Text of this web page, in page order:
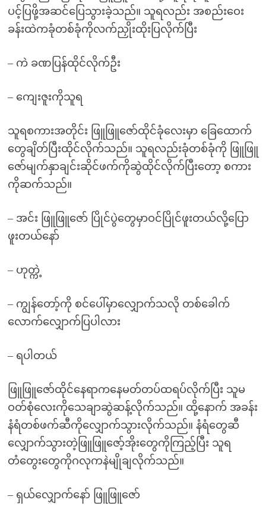
ပင့်ပြဖို့အဆင်ပြေသွားခဲ့သည်။ သူရလည်း အစည်းဝေး
ခန်းထဲကခုံတစ်ခုံကိုလက်ညှိုးထိုးပြလိုက်ပြီး
– ကဲ ခဏပြန်ထိုင်လိုက်ဦး
– ကျေးဇူးကိုသူရ
သူရစကားအတိုင်း ဖြူဖြူဇော်ထိုင်ခုံလေးမှာ ခြေထောက်
တွေချိတ်ပြီးထိုင်လိုက်သည်။ သူရလည်းခုံတစ်ခုံကို ဖြူဖြူ
ဇော်မျက်နှာချင်းဆိုင်ဖက်ကိုဆွဲထိုင်လိုက်ပြီးတော့ စကား
ကိုဆက်သည်။
– အင်း ဖြူဖြူဇော် ပြိုင်ပွဲတွေမှာဝင်ပြိုင်ဖူးတယ်လို့ပြော
ဖူးတယ်နော်
– ဟုတ္ကဲ့
– ကျွန်တော့်ကို စင်ပေါ်မှာလျှောက်သလို တစ်ခေါက်
လောက်လျှောက်ပြပါလား
– ရပါတယ်
ဖြူဖြူဇော်ထိုင်နေရာကနေမတ်တပ်ထရပ်လိုက်ပြီး သူမ
ဝတ်စုံလေးကိုသေချာဆွဲဆန့်လိုက်သည်။ ထို့နောက် အခန်း
နံရံတစ်ဖက်ဆီကိုလျှောက်သွားလိုက်သည်။ နံရံတွေဆီ
လျှောက်သွားတဲ့ဖြူဖြူဇော့်အိုးတွေကိုကြည့်ပြီး သူရ
တံတွေးတွေကိုဂလုကနဲမျိုချလိုက်သည်။
– ရှယ်လျှောက်နော် ဖြူဖြူဇော်